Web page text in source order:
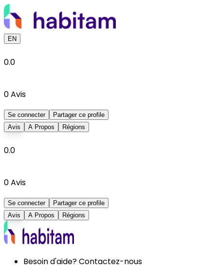
EN
0.0
0Avis
Se connecter
Partager ce profile
Avis
A Propos Régions
0.0
0Avis
Se connecter
Partager ce profile
Avis
A Propos Régions
Besoin d'aide? Contactez-nous